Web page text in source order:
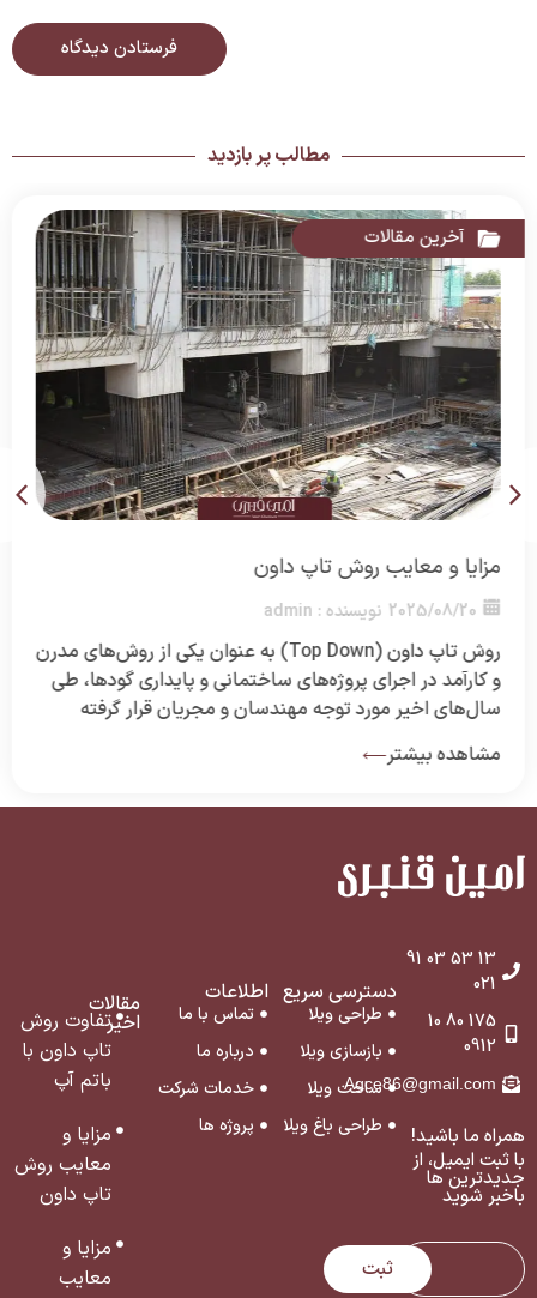
مطالب پر بازدید
آخرین مقالات
مزایا و معایب روش تاپ داون
2025/08/20 نویسنده : admin
روش تاپ داون (Top Down) به عنوان یکی از روش‌های مدرن
و کارآمد در اجرای پروژه‌های ساختمانی و پایداری گودها، طی
سال‌های اخیر مورد توجه مهندسان و مجریان قرار گرفته
است. این روش برخلاف شیوه‌های مرسوم، اجازه می‌دهد کار
ساخت روسازه و زیرسازه به طور همزمان و مرحله به مرحله
مشاهده بیشتر
13 53 03 91
021
175 80 10
0912
Agce86@gmail.com
همراه ما باشید!
با ثبت ایمیل، از
جدید‌ترین ‌ها
با‌خبر شوید
ثبت
دسترسی سریع
طراحی ویلا
بازسازی ویلا
ساخت ویلا
طراحی باغ ویلا
اطلاعات
تماس با ما
درباره ما
خدمات شرکت
پروژه ها
مقالات
اخیرتفاوت روش
تاپ داون با
باتم آپ
مزایا و
معایب روش
تاپ داون
مزایا و
معایب